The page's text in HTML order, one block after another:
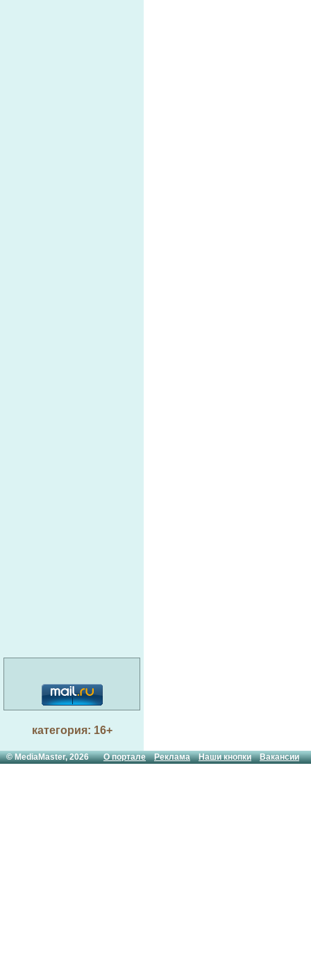
категория: 16+
© MediaMaster, 2026О портале Реклама Наши кнопки Вакансии